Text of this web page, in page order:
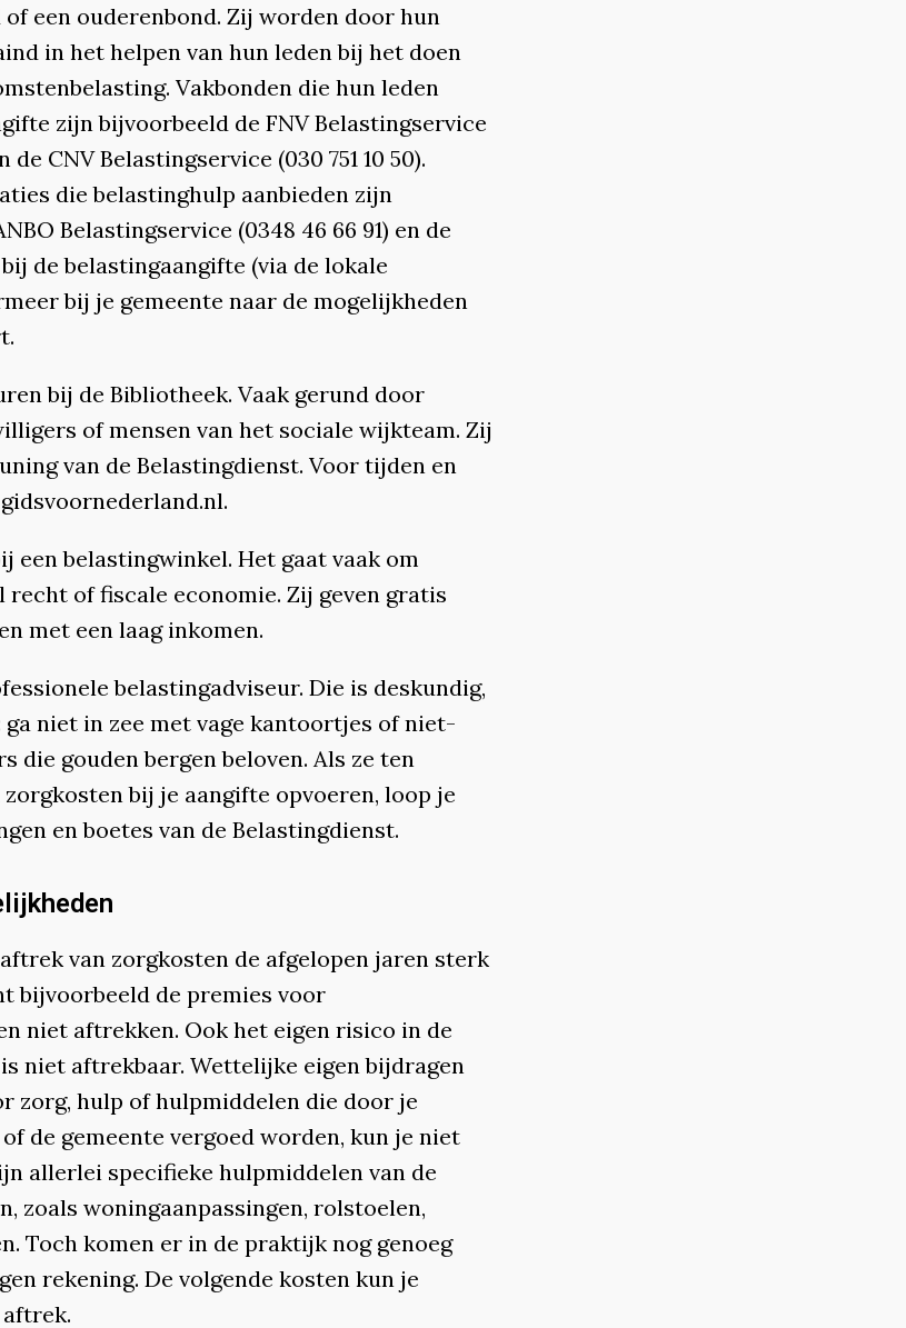
of een ouderenbond. Zij worden door hun
in het helpen van hun leden bij het doen
Vakbonden die hun leden
zijn bijvoorbeeld de FNV Belastingservice
de CNV Belastingservice (030 751 10 50).
die belastinghulp aanbieden zijn
Belastingservice (0348 46 66 91) en de
de belastingaangifte (via de lokale
bij je gemeente naar de mogelijkheden
bij de Bibliotheek. Vaak gerund door
of mensen van het sociale wijkteam. Zij
van de Belastingdienst. Voor tijden en
een belastingwinkel. Het gaat vaak om
recht of fiscale economie. Zij geven gratis
met een laag inkomen.
belastingadviseur. Die is deskundig,
ga niet in zee met vage kantoortjes of niet-
die gouden bergen beloven. Als ze ten
bij je aangifte opvoeren, loop je
en boetes van de Belastingdienst.
van zorgkosten de afgelopen jaren sterk
bijvoorbeeld de premies voor
niet aftrekken. Ook het eigen risico in de
niet aftrekbaar. Wettelijke eigen bijdragen
zorg, hulp of hulpmiddelen die door je
de gemeente vergoed worden, kun je niet
allerlei specifieke hulpmiddelen van de
zoals woningaanpassingen, rolstoelen,
Toch komen er in de praktijk nog genoeg
rekening. De volgende kosten kun je